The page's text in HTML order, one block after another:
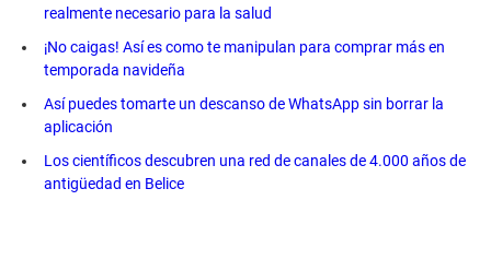
realmente necesario para la salud
¡No caigas! Así es como te manipulan para comprar más en
temporada navideña
Así puedes tomarte un descanso de WhatsApp sin borrar la
aplicación
Los científicos descubren una red de canales de 4.000 años de
antigüedad en Belice